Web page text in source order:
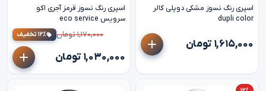
اسپری رنگ نسوز مشکی دوپلی کالر
dupli color
۱,۶۱۵,۰۰۰ تومان
اسپری رنگ نسوز قرمز آجری اکو
سرویس eco service
۱,۱۷۰,۰۰۰ تومان ۱۲٪ تخفیف
۱,۰۳۰,۰۰۰ تومان